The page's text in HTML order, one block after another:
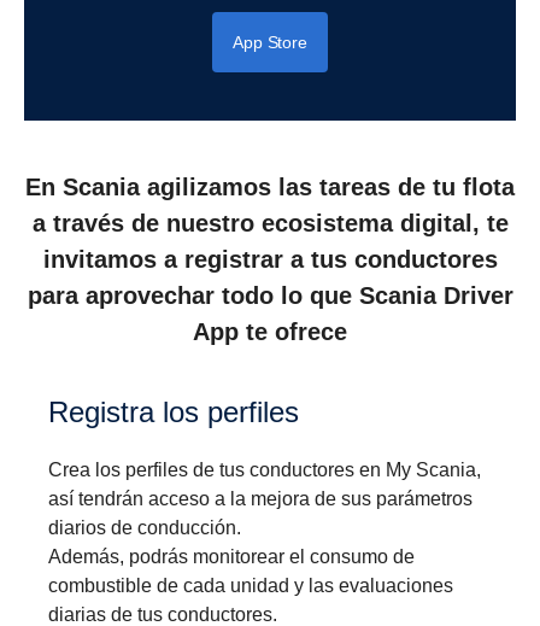
App Store
En Scania agilizamos las tareas de tu flota
a través de nuestro ecosistema digital, te
invitamos a registrar a tus conductores
para aprovechar todo lo que Scania Driver
App te ofrece
registra los perfiles
Crea los perfiles de tus conductores en My Scania,
así tendrán acceso a la mejora de sus parámetros
diarios de conducción.
Además, podrás monitorear el consumo de
combustible de cada unidad y las evaluaciones
diarias de tus conductores.